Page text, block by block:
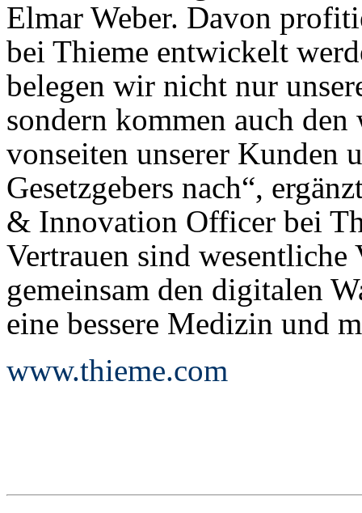
Elmar Weber. Davon
bei Thieme entwickelt
belegen wir nicht nur
sondern kommen auch
vonseiten unserer Kunden
Gesetzgebers nach“,
& Innovation Officer bei
Vertrauen sind
gemeinsam den digitalen
eine bessere Medizin und
www.thieme.com